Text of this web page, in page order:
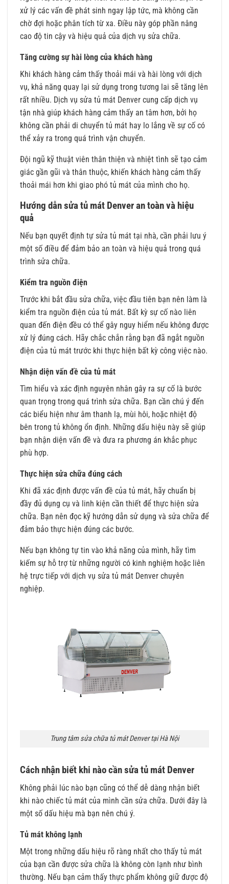
xử lý các vấn đề phát sinh ngay lập tức, mà không cần
chờ đợi hoặc phân tích từ xa. Điều này góp phần nâng
cao độ tin cậy và hiệu quả của dịch vụ sửa chữa.
Tăng cường sự hài lòng của khách hàng
Khi khách hàng cảm thấy thoải mái và hài lòng với dịch
vụ, khả năng quay lại sử dụng trong tương lai sẽ tăng lên
rất nhiều. Dịch vụ sửa tủ mát Denver cung cấp dịch vụ
tận nhà giúp khách hàng cảm thấy an tâm hơn, bởi họ
không cần phải di chuyển tủ mát hay lo lắng về sự cố có
thể xảy ra trong quá trình vận chuyển.
Đội ngũ kỹ thuật viên thân thiện và nhiệt tình sẽ tạo cảm
giác gần gũi và thân thuộc, khiến khách hàng cảm thấy
thoải mái hơn khi giao phó tủ mát của mình cho họ.
Hướng dẫn sửa tủ mát Denver an toàn và hiệu
quả
Nếu bạn quyết định tự sửa tủ mát tại nhà, cần phải lưu ý
một số điều để đảm bảo an toàn và hiệu quả trong quá
trình sửa chữa.
Kiểm tra nguồn điện
Trước khi bắt đầu sửa chữa, việc đầu tiên bạn nên làm là
kiểm tra nguồn điện của tủ mát. Bất kỳ sự cố nào liên
quan đến điện đều có thể gây nguy hiểm nếu không được
xử lý đúng cách. Hãy chắc chắn rằng bạn đã ngắt nguồn
điện của tủ mát trước khi thực hiện bất kỳ công việc nào.
Nhận diện vấn đề của tủ mát
Tìm hiểu và xác định nguyên nhân gây ra sự cố là bước
quan trọng trong quá trình sửa chữa. Bạn cần chú ý đến
các biểu hiện như âm thanh lạ, mùi hôi, hoặc nhiệt độ
bên trong tủ không ổn định. Những dấu hiệu này sẽ giúp
bạn nhận diện vấn đề và đưa ra phương án khắc phục
phù hợp.
Thực hiện sửa chữa đúng cách
Khi đã xác định được vấn đề của tủ mát, hãy chuẩn bị
đầy đủ dụng cụ và linh kiện cần thiết để thực hiện sửa
chữa. Bạn nên đọc kỹ hướng dẫn sử dụng và sửa chữa để
đảm bảo thực hiện đúng các bước.
Nếu bạn không tự tin vào khả năng của mình, hãy tìm
kiếm sự hỗ trợ từ những người có kinh nghiệm hoặc liên
hệ trực tiếp với dịch vụ sửa tủ mát Denver chuyên
nghiệp.
Trung tâm sửa chữa tủ mát Denver tại Hà Nội
Cách nhận biết khi nào cần sửa tủ mát Denver
Không phải lúc nào bạn cũng có thể dễ dàng nhận biết
khi nào chiếc tủ mát của mình cần sửa chữa. Dưới đây là
một số dấu hiệu mà bạn nên chú ý.
Tủ mát không lạnh
Một trong những dấu hiệu rõ ràng nhất cho thấy tủ mát
của bạn cần được sửa chữa là không còn lạnh như bình
thường. Nếu bạn cảm thấy thực phẩm không giữ được độ